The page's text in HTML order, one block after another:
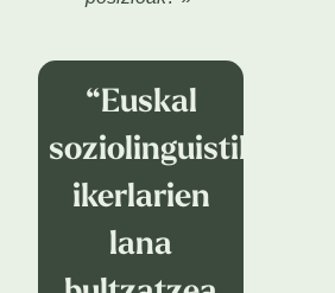
“Euskal
soziolinguistikarekin
ikerlarien
lana